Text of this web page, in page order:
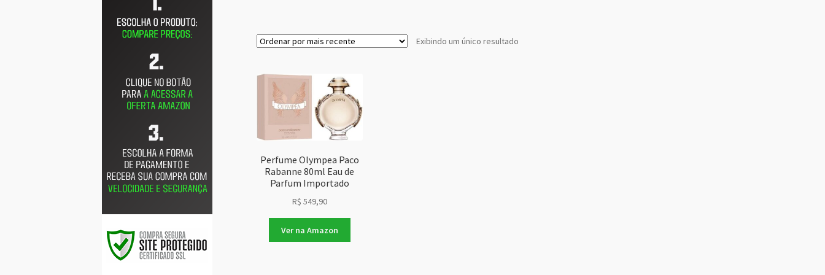
Exibindo um único resultado
Perfume Olympea Paco
Rabanne 80ml Eau de
Parfum Importado
R$ 549,90
Ver na Amazon